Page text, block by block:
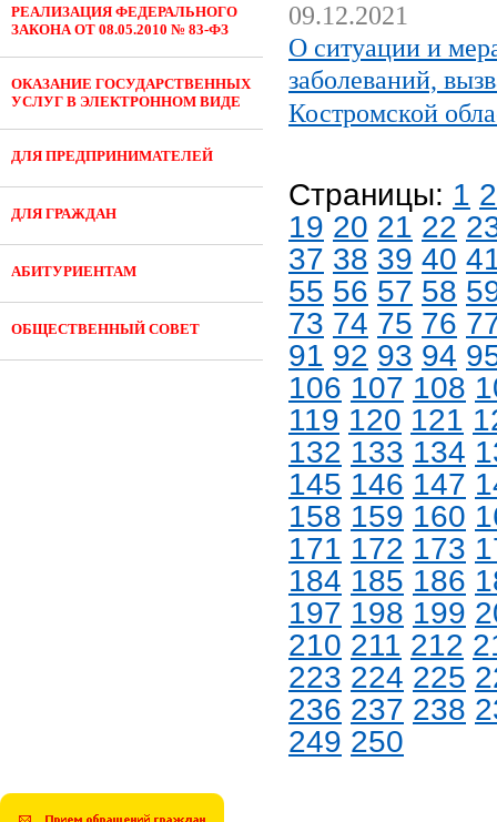
РЕАЛИЗАЦИЯ ФЕДЕРАЛЬНОГО
ЗАКОНА ОТ 08.05.2010 № 83-ФЗ
ОКАЗАНИЕ ГОСУДАРСТВЕННЫХ
УСЛУГ В ЭЛЕКТРОННОМ ВИДЕ
ДЛЯ ПРЕДПРИНИМАТЕЛЕЙ
ДЛЯ ГРАЖДАН
АБИТУРИЕНТАМ
ОБЩЕСТВЕННЫЙ СОВЕТ
09.12.2021
О ситуации и
заболеваний,
Костромской
Страницы: 1 2
19 20 21 22
37 38 39 40
55 56 57 58
73 74 75 76
91 92 93 94
106 107 108
119 120 121
132 133 134
145 146 147
158 159 160
171 172 173
184 185 186
197 198 199
210 211 212
223 224 225
236 237 238
249 250